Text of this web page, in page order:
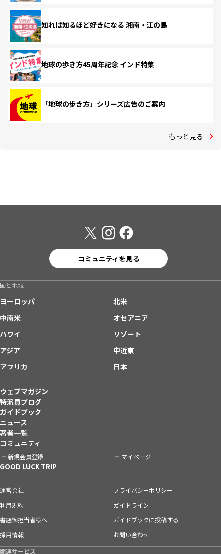
知れば知るほど好きになる 湘南・江の島
地球の歩き方45周年記念 インド特集
「地球の歩き方」シリーズ広告のご案内
もっと見る
コミュニティを見る
国と地域
ヨーロッパ
北米
中南米
オセアニア
ハワイ
リゾート
アジア
中近東
アフリカ
日本
ウェブマガジン
特派員ブログ
ガイドブック
ニュース
著者一覧
コミュニティ
新規会員登録 マイページ
GOOD LUCK TRIP
運営会社
プライバシーポリシー
利用規約
ガイドライン
書店御担当者様へ
ガイドブックに投稿する
採用情報
お問い合わせ
関連サービス